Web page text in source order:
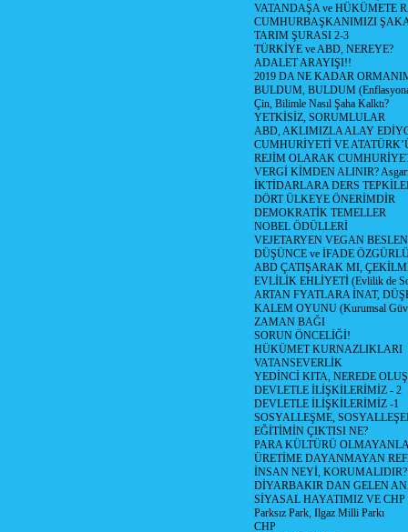
VATANDAŞA ve HÜKÜMETE
CUMHURBAŞKANIMIZI
TARIM ŞURASI 2-3
TÜRKİYE ve ABD, NEREYE?
ADALET ARAYIŞI!!
2019 DA NE KADAR
BULDUM, BULDUM
Çin, Bilimle Nasıl Şaha Kalktı?
YETKİSİZ, SORUMLULAR
ABD, AKLIMIZLA ALAY
CUMHURİYETİ VE
REJİM OLARAK
VERGİ KİMDEN ALINIR?
İKTİDARLARA DERS
DÖRT ÜLKEYE ÖNERİMDİR
DEMOKRATİK TEMELLER
NOBEL ÖDÜLLERİ
VEJETARYEN VEGAN
DÜŞÜNCE ve İFADE
ABD ÇATIŞARAK MI,
EVLİLİK EHLİYETİ (Evlilik de
ARTAN FYATLARA İNAT,
KALEM OYUNU (Kurumsal
ZAMAN BAĞI
SORUN ÖNCELİĞİ!
HÜKÜMET KURNAZLIKLARI
VATANSEVERLİK
YEDİNCİ KITA, NEREDE
DEVLETLE İLİŞKİLERİMİZ - 2
DEVLETLE İLİŞKİLERİMİZ -1
SOSYALLEŞME,
EĞİTİMİN ÇIKTISI NE?
PARA KÜLTÜRÜ
ÜRETİME DAYANMAYAN
İNSAN NEYİ, KORUMALIDIR?
DİYARBAKIR DAN GELEN
SİYASAL HAYATIMIZ VE CHP
Parksız Park, Ilgaz Milli Parkı
CHP